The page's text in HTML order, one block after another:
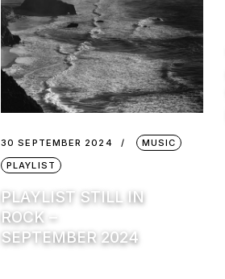
30 SEPTEMBER 2024
MUSIC
PLAYLIST
PLAYLIST STILL IN
ROCK –
SEPTEMBER 2024